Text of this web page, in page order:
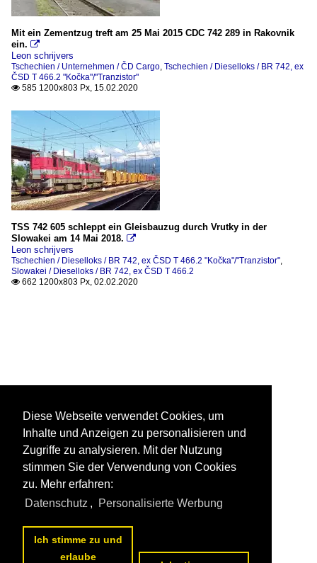
Mit ein Zementzug treft am 25 Mai 2015 CDC 742 289 in Rakovnik
ein. 
Leon schrijvers
Tschechien / Unternehmen / ČD Cargo, Tschechien / Dieselloks / BR 742, ex
ČSD T 466.2 "Kočka"/"Tranzistor"
 585 1200x803 Px, 15.02.2020
TSS 742 605 schleppt ein Gleisbauzug durch Vrutky in der
Slowakei am 14 Mai 2018. 
Leon schrijvers
Tschechien / Dieselloks / BR 742, ex ČSD T 466.2 "Kočka"/"Tranzistor",
Slowakei / Dieselloks / BR 742, ex ČSD T 466.2
 662 1200x803 Px, 02.02.2020
Diese Webseite verwendet Cookies, um
Inhalte und Anzeigen zu personalisieren und
Zugriffe zu analysieren. Mit der Nutzung
stimmen Sie der Verwendung von Cookies
zu. Mehr erfahren:
Datenschutz , Personalisierte Werbung
Ich stimme zu und
erlaube